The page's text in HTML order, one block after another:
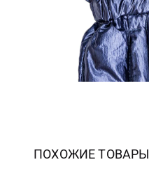
ПОХОЖИЕ ТОВАРЫ